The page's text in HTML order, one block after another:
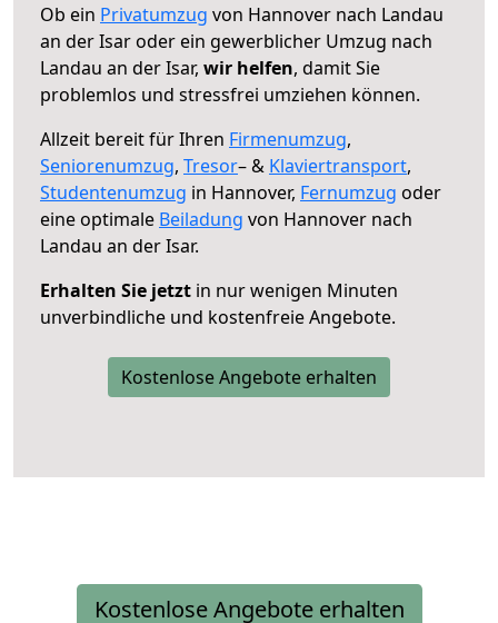
Ob ein Privatumzug von Hannover nach Landau
an der Isar oder ein gewerblicher Umzug nach
Landau an der Isar, wir helfen, damit Sie
problemlos und stressfrei umziehen können.
Allzeit bereit für Ihren Firmenumzug,
Seniorenumzug, Tresor– & Klaviertransport,
Studentenumzug in Hannover, Fernumzug oder
eine optimale Beiladung von Hannover nach
Landau an der Isar.
Erhalten Sie jetzt in nur wenigen Minuten
unverbindliche und kostenfreie Angebote.
Kostenlose Angebote erhalten
Kostenlose Angebote erhalten